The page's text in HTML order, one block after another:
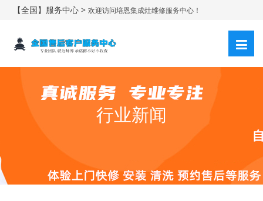
【全国】服务中心 >欢迎访问培恩集成灶维修服务中心！
行业新闻